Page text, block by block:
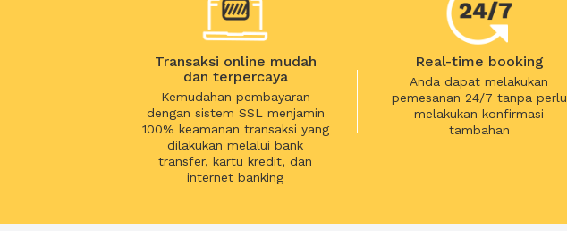
Transaksi online mudah
dan terpercaya
Kemudahan pembayaran
dengan sistem SSL menjamin
100% keamanan transaksi yang
dilakukan melalui bank
transfer, kartu kredit, dan
internet banking
Real-time booking
Anda dapat melakukan
pemesanan 24/7 tanpa perlu
melakukan konfirmasi
tambahan